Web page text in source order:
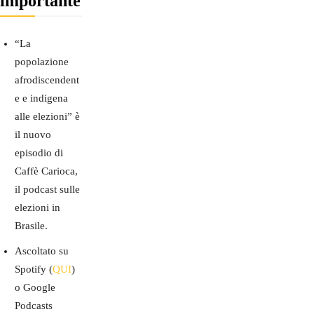
“La
popolazione
afrodiscendent
e e indigena
alle elezioni” è
il nuovo
episodio di
Caffè Carioca,
il podcast sulle
elezioni in
Brasile.
Ascoltato su
Spotify (QUI)
o Google
Podcasts